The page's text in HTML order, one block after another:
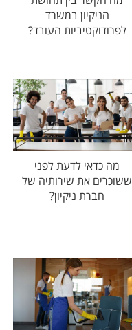
הניקיון במשרד
לפרודוקטיביות העובד?
מה כדאי לדעת לפני
ששוכרים את שירותיה של
חברת ניקיון?